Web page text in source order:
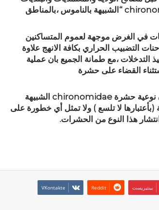
وبقية الإدارات الفنية ،للحد من تداعيات إنتشار حشرةchironomidae “الشبيهة بالناموس ،بالمناطق
في الغرض موجهة لعموم المتساكنين
التضبيب الحراري بكافة الانهج علاوة
التدخلات ،مع طمانة الجميع بان عملية
القضاء على حشرة
كما افادت مصالح الإدارة الجهوية للصحة ببنزرت من جهتها أن نوعية حشرة chironomidae الشبيهة
لا تلسع ) ولا تمثل أي خطورة على
هذا النوع من الحشرات.
بينتيريست